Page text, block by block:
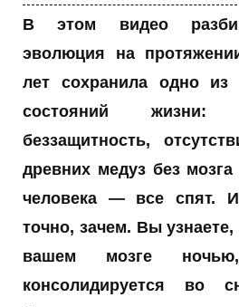
В этом видео
эволюция на
лет сохранила одно из
состояний жизни:
беззащитность,
древних медуз без
человека — все спят.
точно, зачем. Вы
вашем мозге
консолидируется во